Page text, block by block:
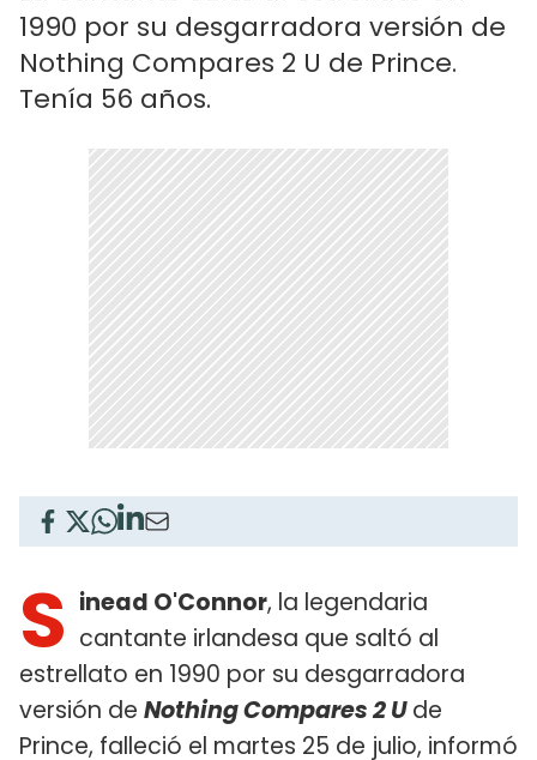
1990 por su desgarradora versión de
Nothing Compares 2 U de Prince.
Tenía 56 años.
S inead O'Connor, la legendaria
cantante irlandesa que saltó al
estrellato en 1990 por su desgarradora
versión de Nothing Compares 2 Ude
Prince, falleció el martes 25 de julio, informó